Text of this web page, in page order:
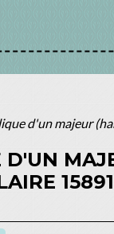
d'un majeur
D'UN